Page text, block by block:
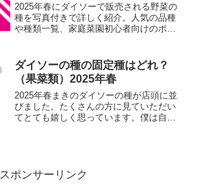
2025年春にダイソーで販売される野菜の
種を写真付きで詳しく紹介。人気の品種
や種類一覧、家庭菜園初心者向けのポイ
ダイソーの種の固定種はどれ？
（果菜類）2025年春
2025年春まきのダイソーの種が店頭に並
びました。たくさんの方に見ていただい
てとても嬉しく思っています。僕は自然
てみました。🧐今回は果菜類を調べてみ
ましたよ！
スポンサーリンク